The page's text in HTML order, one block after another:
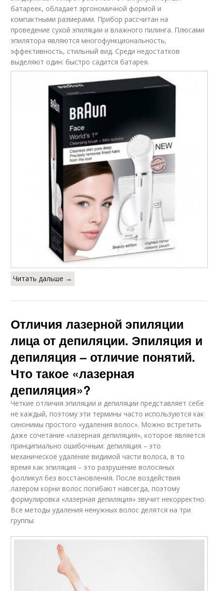
батареек, обладает эргономичной формой и
компактными размерами. Прибор рассчитан на
проведение сухой эпиляции и влажного пилинга. Плюсами
эпилятора являются многофункциональность,
эффективность, стильный вид. Среди недостатков
выделяют один: быстро садится батарея.
Читать дальше →
Отличия лазерной эпиляции
лица от депиляции. Эпиляция и
депиляция – отличие понятий.
Что такое «лазерная
депиляция»?
Четкие отличия эпиляции и депиляции представляет себе
не каждый, поэтому эти термины часто используются как
синонимы простого «удаления волос». Можно встретить
даже сочетание «лазерная депиляция», которое является
принципиально ошибочным: депиляция – это
механическое удаление видимой части волоса, в то
время как эпиляция – это разрушение волосяных
фолликул без восстановления. После воздействия
лазером корни волос погибают навсегда, поэтому
формулировка «лазерная депиляция» звучит некорректно.
Все методы удаления ненужных волос делятся на три
группы: